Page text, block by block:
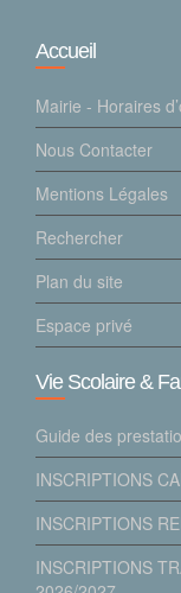
Accueil
Mairie - Horaires
Nous Contacter
Mentions Légales
Rechercher
Plan du site
Espace privé
Vie Scolaire &
Guide des
INSCRIPTIONS
INSCRIPTIONS
INSCRIPTIONS